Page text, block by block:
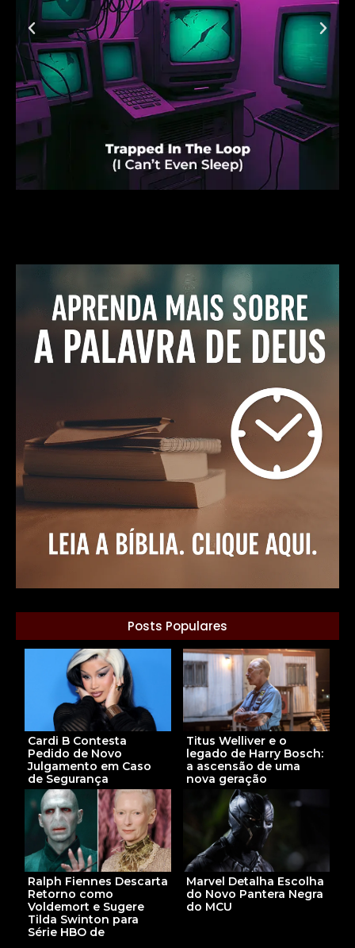
Posts Populares
Cardi B Contesta
Pedido de Novo
Julgamento em Caso
de Segurança
Titus Welliver e o
legado de Harry Bosch:
a ascensão de uma
nova geração
Ralph Fiennes Descarta
Retorno como
Voldemort e Sugere
Tilda Swinton para
Série HBO de
Marvel Detalha Escolha
do Novo Pantera Negra
do MCU